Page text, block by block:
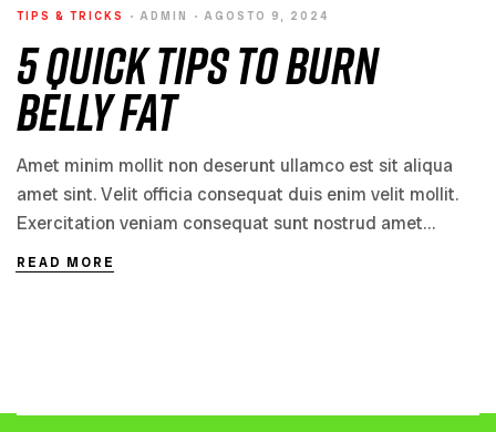
TIPS & TRICKS ADMIN AGOSTO 9, 2024
5 Quick Tips to Burn
Belly Fat
Amet minim mollit non deserunt ullamco est sit aliqua
amet sint. Velit officia consequat duis enim velit mollit.
Exercitation veniam consequat sunt nostrud amet…
READ MORE